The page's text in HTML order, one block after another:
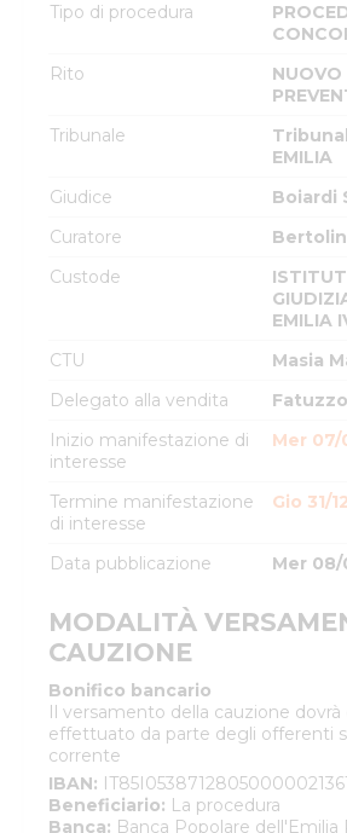
Tipo di procedura
Rito
Tribunale
EMILIA
Giudice
Boiardi
Curatore
Custode
EMILIA
CTU
Masia
Delegato alla vendita
Inizio manifestazione di
interesse
Mer 07/
Termine manifestazione
di interesse
Gio 31/
Data pubblicazione Mer 08/
MODALITÀ
CAUZIONE
Bonifico bancario
Il versamento della cauzione dovrà
effettuato da parte degli offerenti
corrente
IBAN:
Beneficiario: La procedura
Banca: Banca Popolare dell'Emilia